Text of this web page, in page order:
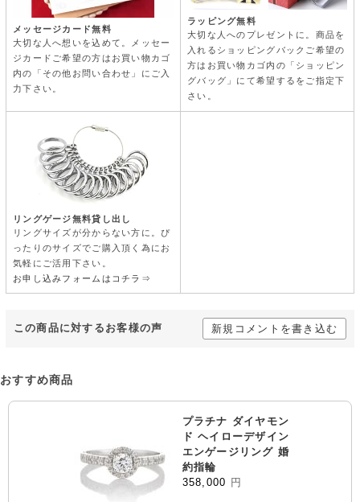
メッセージカード無料
大切な人へ想いを込めて。メッセー
ジカードご希望の方はお買い物カゴ
内の「その他お問い合わせ」にご入
力下さい。
ラッピング無料
大切な人へのプレゼントに。商品を
入れるショッピングバックご希望の
方はお買い物カゴ内の「ショッピン
グバッグ」にて希望するをご指定下
さい。
リングゲージ無料貸し出し
リングサイズが分からない方に。ぴ
ったりのサイズでご購入頂く為にお
気軽にご活用下さい。
お申し込みフォームはコチラ⇒
この商品に対するお客様の声 新規コメントを書き込む
おすすめ商品
プラチナ ダイヤモン
ド ヘイローデザイン
エンゲージリング 婚
約指輪
358,000 円